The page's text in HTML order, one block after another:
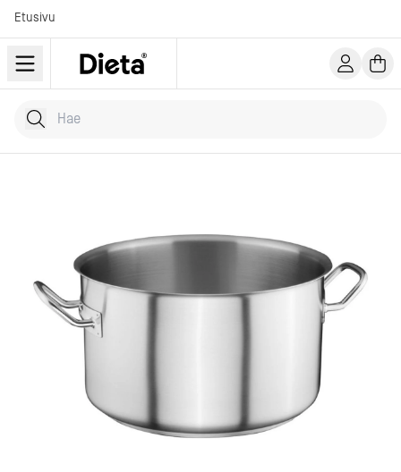
Etusivu
Hae tuotteita
Kirjoita hakusana...